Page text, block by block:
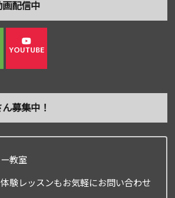
配信中
募集中！
教室
験レッスンもお気軽にお問い合わせ